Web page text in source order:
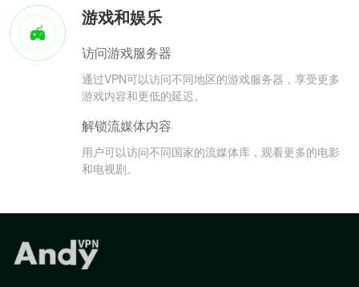
游戏和娱乐
访问游戏服务器
通过VPN可以访问不同地区的游戏服务器，享受更多
游戏内容和更低的延迟。
解锁流媒体内容
用户可以访问不同国家的流媒体库，观看更多的电影
和电视剧。